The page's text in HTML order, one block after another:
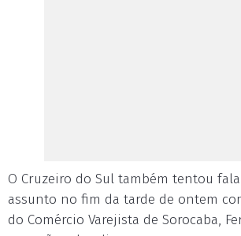
O Cruzeiro do Sul também tentou
assunto no fim da tarde de ontem
do Comércio Varejista de Sorocaba,